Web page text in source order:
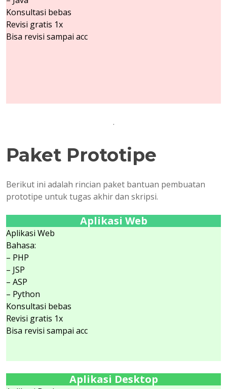
Konsultasi bebas
Revisi gratis 1x
Bisa revisi sampai acc
.
Paket Prototipe
Berikut ini adalah rincian paket bantuan pembuatan
prototipe untuk tugas akhir dan skripsi.
Aplikasi Web
Aplikasi Web
Bahasa:
– PHP
– JSP
– ASP
– Python
Konsultasi bebas
Revisi gratis 1x
Bisa revisi sampai acc
Aplikasi Desktop